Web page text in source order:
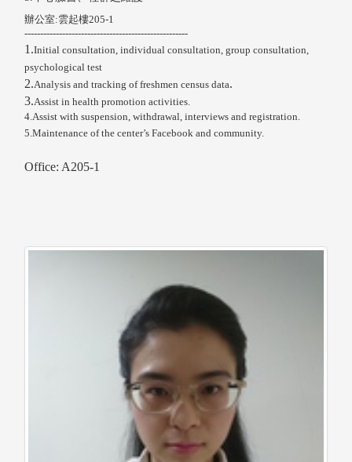
辦公室:雲起樓205-1
----------------------------------------------------
1.Initial consultation, individual consultation, group consultation,
psychological test
2.Analysis and tracking of freshmen census data.
3.Assist in health promotion activities.
4.Assist with suspension, withdrawal, interviews and registration.
5.Maintenance of the center’s Facebook and community.
Office: A205-1